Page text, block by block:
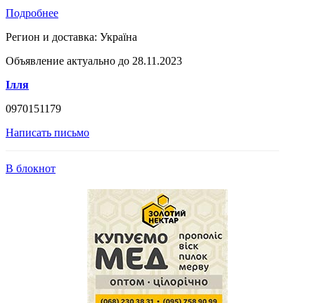
Подробнее
Регион и доставка: Україна
Объявление актуально до 28.11.2023
Ілля
0970151179
Написать письмо
В блокнот